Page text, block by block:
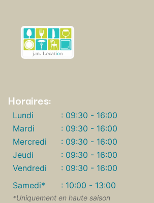
Horaires:
Lundi
: 09:30 - 16:00
Mardi
: 09:30 - 16:00
Mercredi
: 09:30 - 16:00
Jeudi
: 09:30 - 16:00
Vendredi
: 09:30 - 16:00
Samedi*
: 10:00 - 13:00
*Uniquement en haute saison